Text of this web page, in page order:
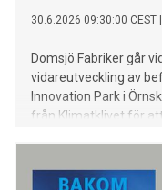
30.6.2026 09:30:00 CEST
Domsjö Fabriker går
vidareutveckling av
Innovation Park i
från Klimatklivet för
fossil diesel i tunga
ska vara i drift under